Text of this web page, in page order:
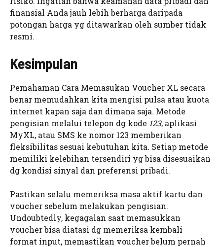
finansial Anda jauh lebih berharga daripada
potongan harga yg ditawarkan oleh sumber tidak
resmi.
Kesimpulan
Pemahaman Cara Memasukan Voucher XL secara
benar memudahkan kita mengisi pulsa atau kuota
internet kapan saja dan dimana saja. Metode
pengisian melalui telepon dg kode 123, aplikasi
MyXL, atau SMS ke nomor 123 memberikan
fleksibilitas sesuai kebutuhan kita. Setiap metode
memiliki kelebihan tersendiri yg bisa disesuaikan
dg kondisi sinyal dan preferensi pribadi.
Pastikan selalu memeriksa masa aktif kartu dan
voucher sebelum melakukan pengisian.
Undoubtedly, kegagalan saat memasukkan
voucher bisa diatasi dg memeriksa kembali
format input, memastikan voucher belum pernah